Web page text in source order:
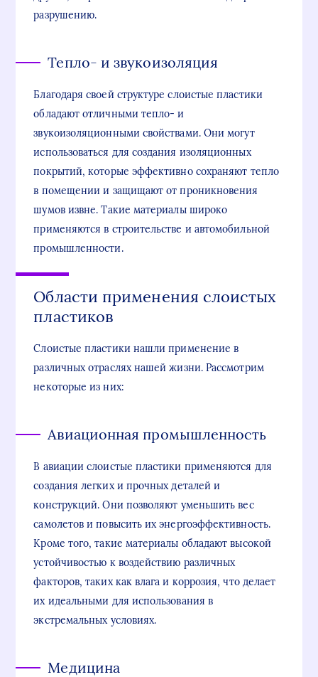
разрушению.
Тепло- и звукоизоляция
Благодаря своей структуре слоистые пластики
обладают отличными тепло- и
звукоизоляционными свойствами. Они могут
использоваться для создания изоляционных
покрытий, которые эффективно сохраняют тепло
в помещении и защищают от проникновения
шумов извне. Такие материалы широко
применяются в строительстве и автомобильной
промышленности.
Области применения слоистых
пластиков
Слоистые пластики нашли применение в
различных отраслях нашей жизни. Рассмотрим
некоторые из них:
Авиационная промышленность
В авиации слоистые пластики применяются для
создания легких и прочных деталей и
конструкций. Они позволяют уменьшить вес
самолетов и повысить их энергоэффективность.
Кроме того, такие материалы обладают высокой
устойчивостью к воздействию различных
факторов, таких как влага и коррозия, что делает
их идеальными для использования в
экстремальных условиях.
Медицина